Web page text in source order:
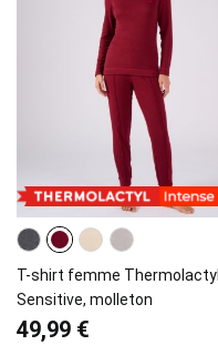
T-shirt femme Thermolactyl
Sensitive, molleton
49,99 €